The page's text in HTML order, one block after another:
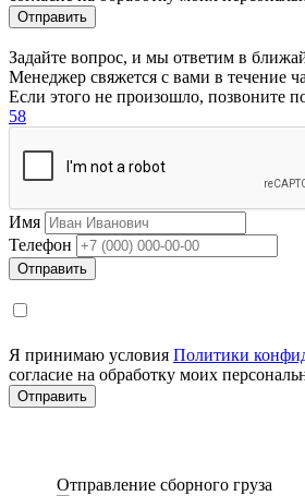
Задайте вопрос, и мы ответим в
Менеджер свяжется с вами в течение
Если этого не произошло, позвоните
58
Имя
Телефон
Я принимаю условия Политики
согласие на обработку моих
Отправление сборного груза